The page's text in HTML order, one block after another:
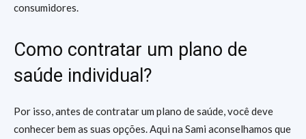
consumidores.
Como contratar um plano de
saúde individual?
Por isso, antes de contratar um plano de saúde, você deve
conhecer bem as suas opções. Aqui na Sami aconselhamos que